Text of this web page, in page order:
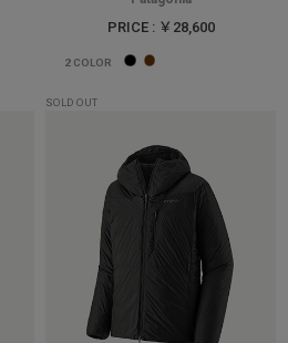
PRICE : ￥28,600
2COLOR
SOLD OUT